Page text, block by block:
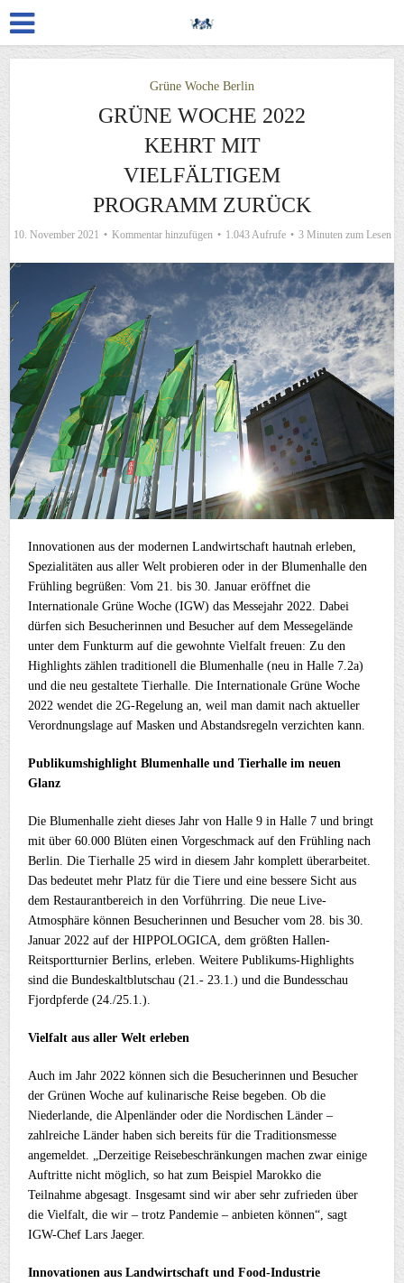
Grüne Woche Berlin
GRÜNE WOCHE 2022
KEHRT MIT
VIELFÄLTIGEM
PROGRAMM ZURÜCK
10. November 2021 Kommentar hinzufügen 1.043 Aufrufe 3 Minuten zum Lesen
Innovationen aus der modernen Landwirtschaft hautnah erleben,
Spezialitäten aus aller Welt probieren oder in der Blumenhalle den
Frühling begrüßen: Vom 21. bis 30. Januar eröffnet die
Internationale Grüne Woche (IGW) das Messejahr 2022. Dabei
dürfen sich Besucherinnen und Besucher auf dem Messegelände
unter dem Funkturm auf die gewohnte Vielfalt freuen: Zu den
Highlights zählen traditionell die Blumenhalle (neu in Halle 7.2a)
und die neu gestaltete Tierhalle. Die Internationale Grüne Woche
2022 wendet die 2G-Regelung an, weil man damit nach aktueller
Verordnungslage auf Masken und Abstandsregeln verzichten kann.
Publikumshighlight Blumenhalle und Tierhalle im neuen
Glanz
Die Blumenhalle zieht dieses Jahr von Halle 9 in Halle 7 und bringt
mit über 60.000 Blüten einen Vorgeschmack auf den Frühling nach
Berlin. Die Tierhalle 25 wird in diesem Jahr komplett überarbeitet.
Das bedeutet mehr Platz für die Tiere und eine bessere Sicht aus
dem Restaurantbereich in den Vorführring. Die neue Live-
Atmosphäre können Besucherinnen und Besucher vom 28. bis 30.
Januar 2022 auf der HIPPOLOGICA, dem größten Hallen-
Reitsportturnier Berlins, erleben. Weitere Publikums-Highlights
sind die Bundeskaltblutschau (21.- 23.1.) und die Bundesschau
Fjordpferde (24./25.1.).
Vielfalt aus aller Welt erleben
Auch im Jahr 2022 können sich die Besucherinnen und Besucher
der Grünen Woche auf kulinarische Reise begeben. Ob die
Niederlande, die Alpenländer oder die Nordischen Länder –
zahlreiche Länder haben sich bereits für die Traditionsmesse
angemeldet. „Derzeitige Reisebeschränkungen machen zwar einige
Auftritte nicht möglich, so hat zum Beispiel Marokko die
Teilnahme abgesagt. Insgesamt sind wir aber sehr zufrieden über
die Vielfalt, die wir – trotz Pandemie – anbieten können“, sagt
IGW-Chef Lars Jaeger.
Innovationen aus Landwirtschaft und Food-Industrie